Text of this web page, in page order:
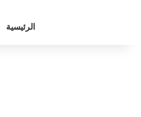
الرئيسية